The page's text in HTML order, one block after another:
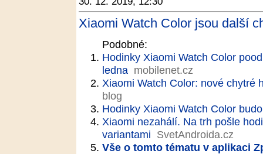
Xiaomi Watch Color jsou další
Podobné:
Hodinky Xiaomi Watch Color
ledna mobilenet.cz
Xiaomi Watch Color: nové chytré
blog
Hodinky Xiaomi Watch Color
Xiaomi nezahálí. Na trh pošle
variantami SvetAndroida.cz
Vše o tomto tématu v aplikaci